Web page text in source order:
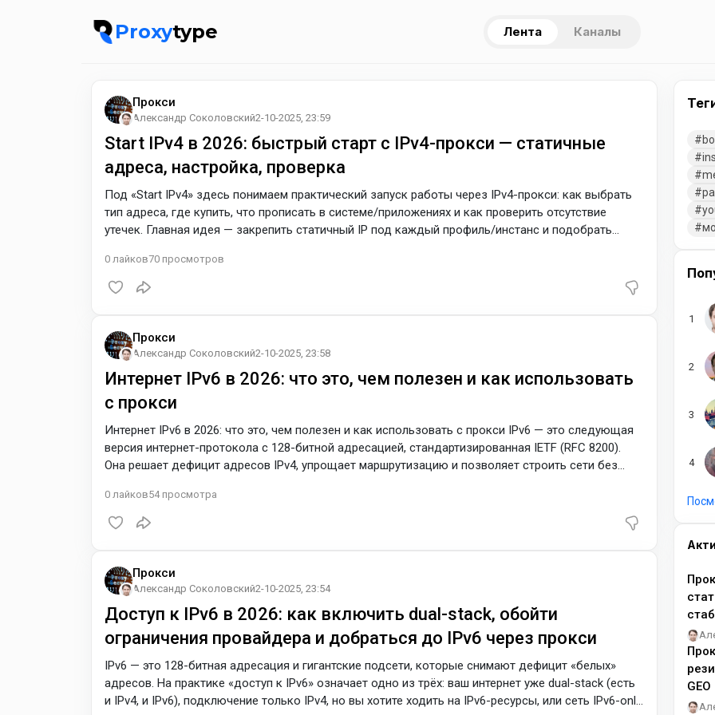
Proxytype Лента Каналы
Прокси
Александр Соколовский2-10-2025, 23:59
Start IPv4 в 2026: быстрый старт с IPv4-прокси — статичные
адреса, настройка, проверка
Под «Start IPv4» здесь понимаем практический запуск работы через IPv4-прокси: как выбрать
тип адреса, где купить, что прописать в системе/приложениях и как проверить отсутствие
утечек. Главная идея — закрепить статичный IP под каждый профиль/инстанс и подобрать
предсказуемее. Что значит «стартовать» с IPv4-прокси Тип адреса: приватный статичный IPv4
для основного профиля; shared — только для второстепенных задач;
0 лайков70 просмотров
Прокси
Александр Соколовский2-10-2025, 23:58
Интернет IPv6 в 2026: что это, чем полезен и как использовать
с прокси
Интернет IPv6 в 2026: что это, чем полезен и как использовать с прокси IPv6 — это следующая
версия интернет-протокола с 128-битной адресацией, стандартизированная IETF (RFC 8200).
Она решает дефицит адресов IPv4, упрощает маршрутизацию и позволяет строить сети без
тонкую географию и стабильные сессии на статичных IP. Коротко: зачем вообще IPv6
Практически бесконечный пул адресов. 2128 уникальных IP
0 лайков54просмотра
Прокси
Александр Соколовский2-10-2025, 23:54
Доступ к IPv6 в 2026: как включить dual-stack, обойти
ограничения провайдера и добраться до IPv6 через прокси
IPv6 — это 128-битная адресация и гигантские подсети, которые снимают дефицит «белых»
адресов. На практике «доступ к IPv6» означает одно из трёх: ваш интернет уже dual-stack (есть
и IPv4, и IPv6), подключение только IPv4, но вы хотите ходить на IPv6-ресурсы, или сеть IPv6-only,
GEO